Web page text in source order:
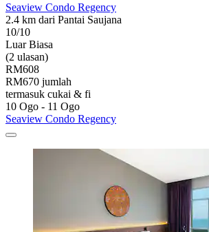
Seaview Condo Regency
2.4 km dari Pantai Saujana
10/10
Luar Biasa
(2 ulasan)
RM608
RM670 jumlah
termasuk cukai & fi
10 Ogo - 11 Ogo
Seaview Condo Regency